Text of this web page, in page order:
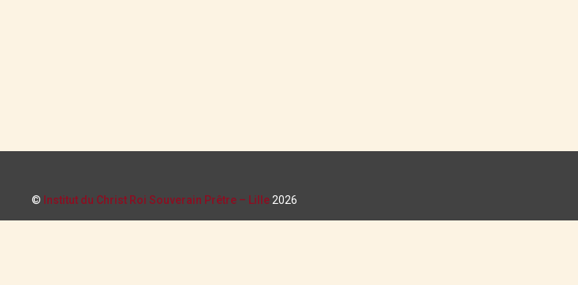
© Institut du Christ Roi Souverain Prêtre – Lille 2026